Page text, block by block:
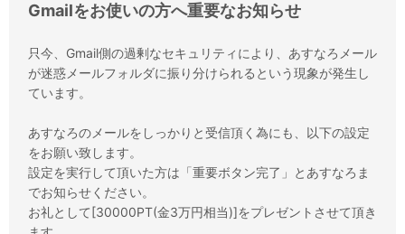
Gmailをお使いの方へ重要なお知らせ
只今、Gmail側の過剰なセキュリティにより、あすなろメール
が迷惑メールフォルダに振り分けられるという現象が発生し
ています。
あすなろのメールをしっかりと受信頂く為にも、以下の設定
をお願い致します。
設定を実行して頂いた方は「重要ボタン完了」とあすなろま
でお知らせください。
お礼として[30000PT(金3万円相当)]をプレゼントさせて頂き